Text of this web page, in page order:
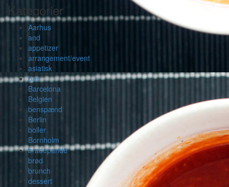
Kategorier
Aarhus
and
appetizer
arrangement/event
asiatisk
bær
Barcelona
Belgien
benspænd
Berlin
boller
Bornholm
bradepande
brød
brunch
dessert